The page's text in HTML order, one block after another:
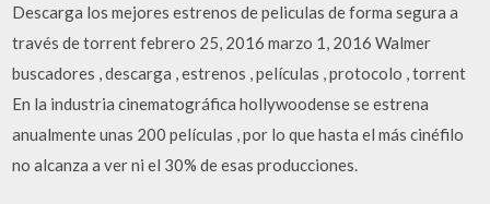
Descarga los mejores estrenos de peliculas de forma segura a
través de torrent febrero 25, 2016 marzo 1, 2016 Walmer
buscadores , descarga , estrenos , películas , protocolo , torrent
En la industria cinematográfica hollywoodense se estrena
anualmente unas 200 películas , por lo que hasta el más cinéfilo
no alcanza a ver ni el 30% de esas producciones.